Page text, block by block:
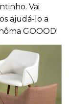
Vai
ajudá-lo a
GOOOD!